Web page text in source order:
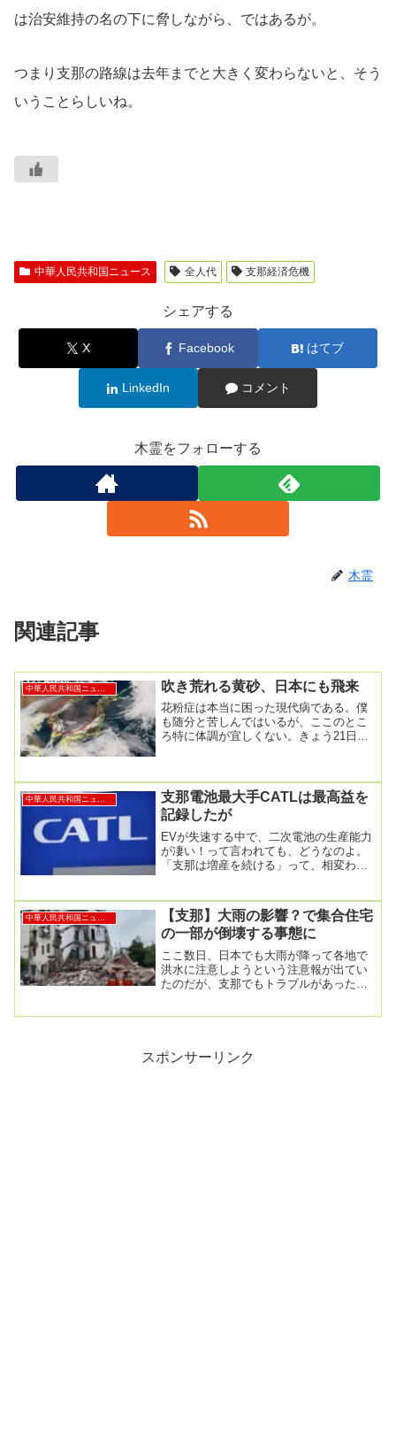
は治安維持の名の下に脅しながら、ではあるが。
つまり支那の路線は去年までと大きく変わらないと、そう
いうことらしいね。
中華人民共和国ニュース 全人代 支那経済危機
シェアする
X Facebook はてブ
LinkedIn コメント
木霊をフォローする
木霊
関連記事
中華人民共和国ニュース 吹き荒れる黄砂、日本にも飛来
花粉症は本当に困った現代病である。僕
も随分と苦しんではいるが、ここのとこ
ろ特に体調が宜しくない。きょう21日
中華人民共和国ニュース
支那電池最大手CATLは最高益を
記録したが
EVが失速する中で、二次電池の生産能力
が凄い！って言われても、どうなのよ。
「支那は増産を続ける」って、相変わら
中華人民共和国ニュース
【支那】大雨の影響？で集合住宅
の一部が倒壊する事態に
ここ数日、日本でも大雨が降って各地で
洪水に注意しようという注意報が出てい
たのだが、支那でもトラブルがあったよ
スポンサーリンク